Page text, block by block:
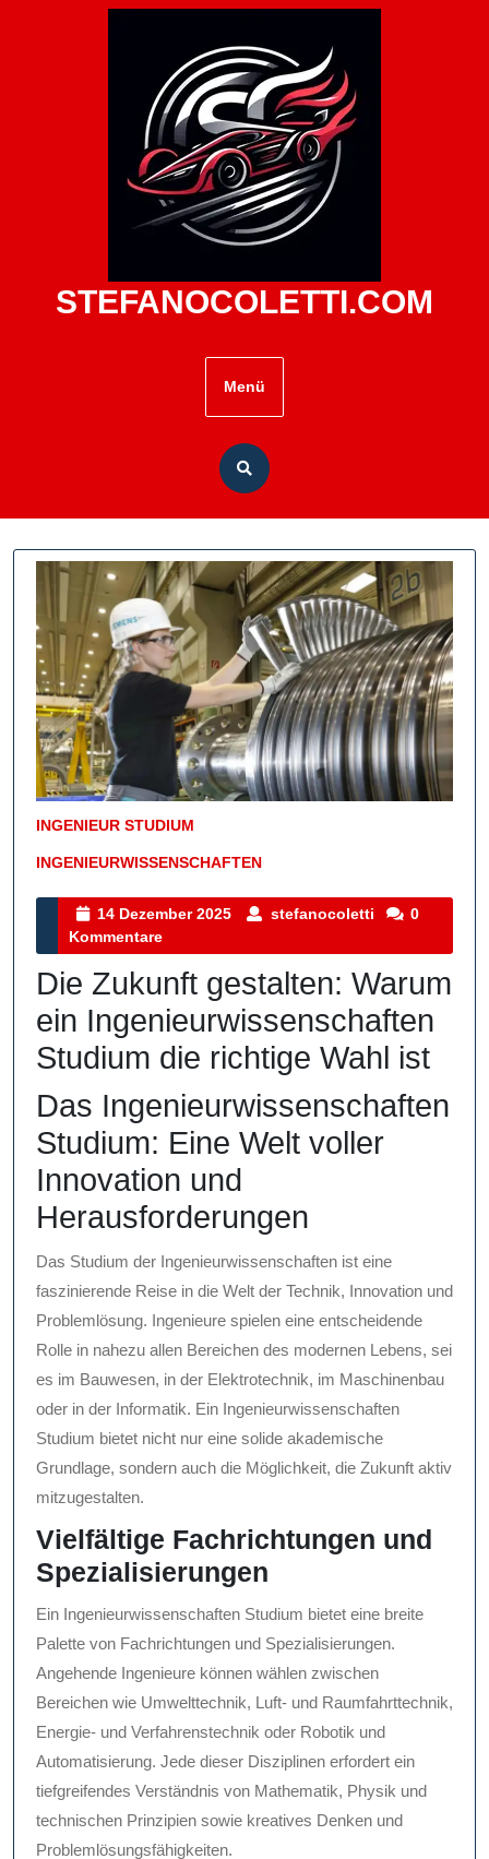
STEFANOCOLETTI.COM
Menü
INGENIEUR STUDIUM
INGENIEURWISSENSCHAFTEN
Kategorie
14 Dezember 2025
14
2025
stefanocoletti stefanocoletti
0
Kommentare
Die Zukunft gestalten: Warum
ein Ingenieurwissenschaften
Studium die richtige Wahl ist
Das Ingenieurwissenschaften
Studium: Eine Welt voller
Innovation und
Herausforderungen
Das Studium der Ingenieurwissenschaften ist eine
faszinierende Reise in die Welt der Technik, Innovation und
Problemlösung. Ingenieure spielen eine entscheidende
Rolle in nahezu allen Bereichen des modernen Lebens, sei
es im Bauwesen, in der Elektrotechnik, im Maschinenbau
oder in der Informatik. Ein Ingenieurwissenschaften
Studium bietet nicht nur eine solide akademische
Grundlage, sondern auch die Möglichkeit, die Zukunft aktiv
mitzugestalten.
Vielfältige Fachrichtungen und
Spezialisierungen
Ein Ingenieurwissenschaften Studium bietet eine breite
Palette von Fachrichtungen und Spezialisierungen.
Angehende Ingenieure können wählen zwischen
Bereichen wie Umwelttechnik, Luft- und Raumfahrttechnik,
Energie- und Verfahrenstechnik oder Robotik und
Automatisierung. Jede dieser Disziplinen erfordert ein
tiefgreifendes Verständnis von Mathematik, Physik und
technischen Prinzipien sowie kreatives Denken und
Problemlösungsfähigkeiten.